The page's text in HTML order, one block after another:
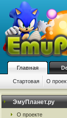
Главная
Стартовая О
ЭмуПланет.ру
О проекте